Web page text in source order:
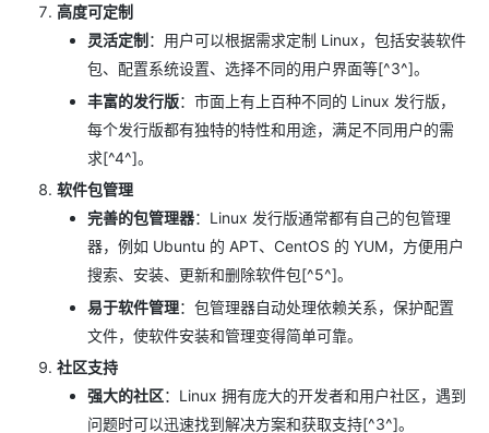
高度可定制
灵活定制 ：用户可以根据需求定制 Linux，包括安装软件
包、配置系统设置、选择不同的用户界面等[^3^]。
丰富的发行版：市面上有上百种不同的 Linux 发行版，
每个发行版都有独特的特性和用途，满足不同用户的需
求[^4^]。
软件包管理
完善的包管理器：Linux 发行版通常都有自己的包管理
器，例如 Ubuntu 的 APT、CentOS 的 YUM，方便用户
搜索、安装、更新和删除软件包[^5^]。
易于软件管理：包管理器自动处理依赖关系，保护配置
文件，使软件安装和管理变得简单可靠。
社区支持
强大的社区：Linux 拥有庞大的开发者和用户社区，遇到
问题时可以迅速找到解决方案和获取支持[^3^]。